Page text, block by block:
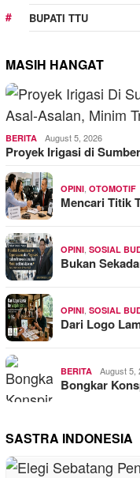
BUPATI TTU
MASIH HANGAT
BERITA August 5, 2026
Proyek Irigasi di
OPINI OTOMOTIF
Mencari Titik
OPINI SOSIAL
Bukan
OPINI SOSIAL
Dari Logo
BERITA August 5,
Bongkar
SASTRA INDONESIA